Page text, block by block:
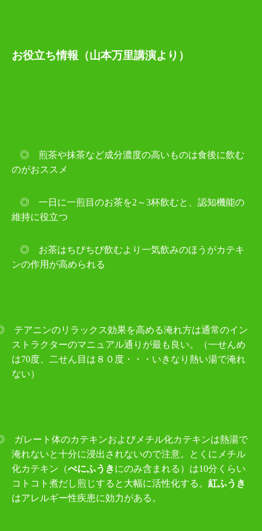
お役立ち情報（山本万里講演より）
◎ 煎茶や抹茶など成分濃度の高いものは食後に飲む
のがおススメ
◎ 一日に一煎目のお茶を2 ～3杯飲むと、認知機能の
維持に役立つ
◎ お茶はちびちび飲むより一気飲みのほうがカテキ
ンの作用が高められる
テアニンのリラックス効果を高める淹れ方は通常のイン
ストラクターのマニュアル通りが最も良い。（一せんめ
は70度、二せん目は８０度・・・いきなり熱い湯で淹れ
ない）
ガレート体のカテキンおよびメチル化カテキンは熱湯で
淹れないと十分に浸出されないので注意。とくにメチル
化カテキン（べにふうきにのみ含まれる）は10分くらい
コトコト煮だし煎じすると大幅に活性化する。 紅ふうき
はアレルギー性疾患に効力がある。